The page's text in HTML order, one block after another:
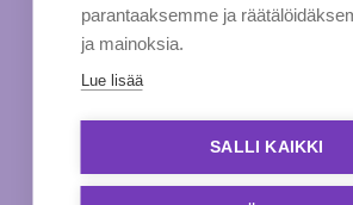
parantaaksemme ja
ja mainoksia.
Lue lisää
SALLI KAIKKI